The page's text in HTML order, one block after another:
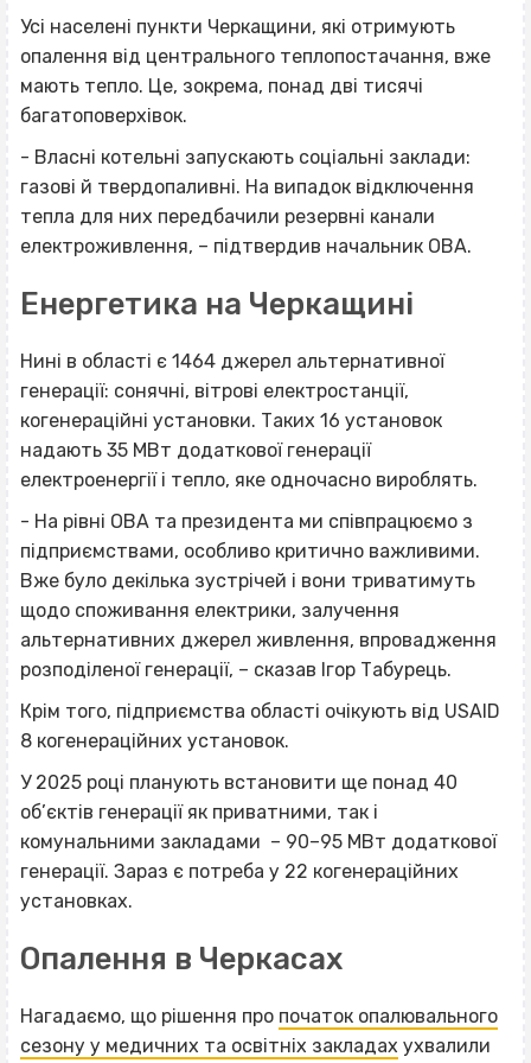
Усі населені пункти Черкащини, які отримують
опалення від центрального теплопостачання, вже
мають тепло. Це, зокрема, понад дві тисячі
багатоповерхівок.
- Власні котельні запускають соціальні заклади:
газові й твердопаливні. На випадок відключення
тепла для них передбачили резервні канали
електроживлення, – підтвердив начальник ОВА.
Енергетика на Черкащині
Нині в області є 1464 джерел альтернативної
генерації: сонячні, вітрові електростанції,
когенераційні установки. Таких 16 установок
надають 35 МВт додаткової генерації
електроенергії і тепло, яке одночасно вироблять.
- На рівні ОВА та президента ми співпрацюємо з
підприємствами, особливо критично важливими.
Вже було декілька зустрічей і вони триватимуть
щодо споживання електрики, залучення
альтернативних джерел живлення, впровадження
розподіленої генерації, – сказав Ігор Табурець.
Крім того, підприємства області очікують від USAID
8 когенераційних установок.
У 2025 році планують встановити ще понад 40
об’єктів генерації як приватними, так і
комунальними закладами – 90–95 МВт додаткової
генерації. Зараз є потреба у 22 когенераційних
установках.
Опалення в Черкасах
Нагадаємо, що рішення про початок опалювального
сезону у медичних та освітніх закладах ухвалили